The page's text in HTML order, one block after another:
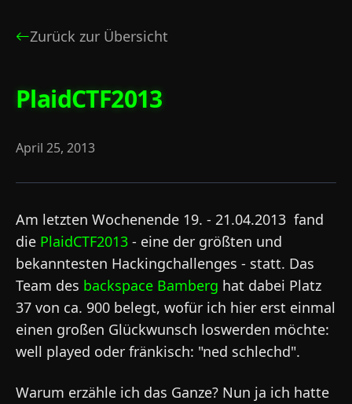
Zurück zur Übersicht
PlaidCTF2013
April 25, 2013
Am letzten Wochenende 19. - 21.04.2013 fand
die PlaidCTF2013 - eine der größten und
bekanntesten Hackingchallenges - statt. Das
Team des backspace Bamberg hat dabei Platz
37 von ca. 900 belegt, wofür ich hier erst einmal
einen großen Glückwunsch loswerden möchte:
well played oder fränkisch: "ned schlechd".
Warum erzähle ich das Ganze? Nun ja ich hatte